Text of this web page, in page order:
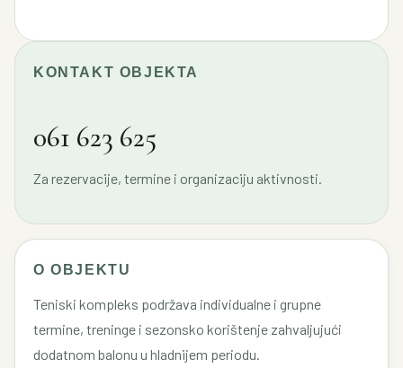
KONTAKT OBJEKTA
061 623 625
Za rezervacije, termine i organizaciju aktivnosti.
O OBJEKTU
Teniski kompleks podržava individualne i grupne
termine, treninge i sezonsko korištenje zahvaljujući
dodatnom balonu u hladnijem periodu.